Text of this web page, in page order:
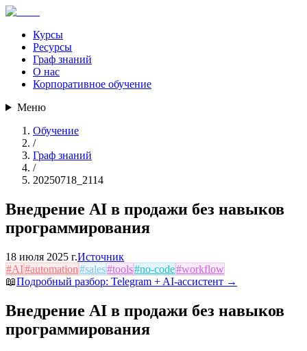
Курсы
Ресурсы
Граф знаний
О нас
Корпоративное обучение
Меню
Обучение
/
Граф знаний
/
20250718_2114
Внедрение AI в продажи без навыков
программирования
18 июля 2025 г.Источник
#AI#automation#sales#tools#no-code#workflow
📖Подробный разбор: Telegram + AI-ассистент →
Внедрение AI в продажи без навыков
программирования